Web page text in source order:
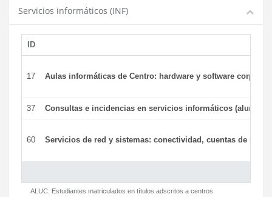
Servicios informáticos (INF)
ID
17 Aulas informáticas de Centro: hardware y software
37 Consultas e incidencias en servicios informáticos (alumnos)
60 Servicios de red y sistemas: conectividad, cuentas de
ALUC: Estudiantes matriculados en títulos adscritos a centros